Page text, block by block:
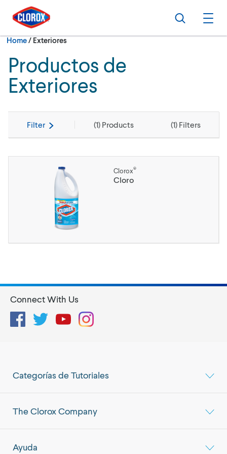
Skip to main navigation
Skip to content
Skip to footer
Search
Home/Current:
Exteriores
Productos de
Exteriores
Filter (1) Products (1) Filters
Clorox®
Cloro
Categorías de Tutoriales
The Clorox Company
Ayuda
Connect With Us
FacebookTwitterYouTubeInstagram